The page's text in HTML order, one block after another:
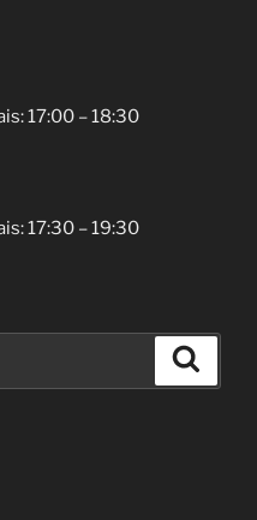
17:00 – 18:30
17:30 – 19:30